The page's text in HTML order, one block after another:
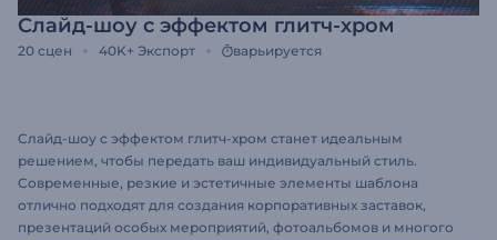
Слайд-шоу с эффектом глитч-хром
20 сцен 40K+ Экспорт варьируется
Слайд-шоу с эффектом глитч-хром станет идеальным
решением, чтобы передать ваш индивидуальный стиль.
Современные, резкие и эстетичные элементы шаблона
отлично подходят для создания корпоративных заставок,
презентаций особых мероприятий, фотоальбомов и многого